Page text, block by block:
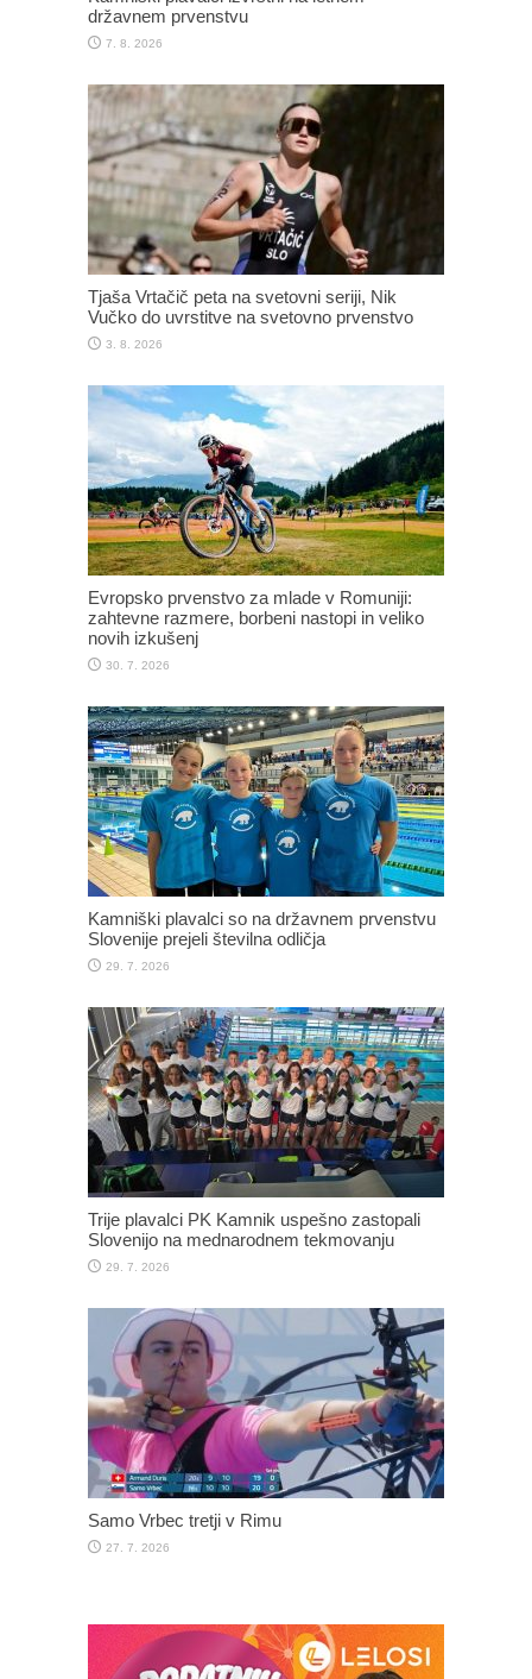
državnem prvenstvu
7. 8. 2026
Tjaša Vrtačič peta na svetovni seriji, Nik
Vučko do uvrstitve na svetovno prvenstvo
3. 8. 2026
Evropsko prvenstvo za mlade v Romuniji:
zahtevne razmere, borbeni nastopi in veliko
novih izkušenj
30. 7. 2026
Kamniški plavalci so na državnem prvenstvu
Slovenije prejeli številna odličja
29. 7. 2026
Trije plavalci PK Kamnik uspešno zastopali
Slovenijo na mednarodnem tekmovanju
29. 7. 2026
Samo Vrbec tretji v Rimu
27. 7. 2026